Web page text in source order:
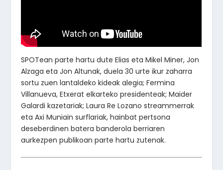
SPOTean parte hartu dute Elias eta Mikel Miner, Jon
Alzaga eta Jon Altunak, duela 30 urte ikur zaharra
sortu zuen lantaldeko kideak alegia; Fermina
Villanueva, Etxerat elkarteko presidenteak; Maider
Galardi kazetariak; Laura Re Lozano streammerrak
eta Axi Muniain surflariak, hainbat pertsona
deseberdinen batera banderola berriaren
aurkezpen publikoan parte hartu zutenak.